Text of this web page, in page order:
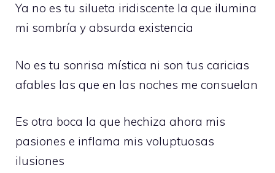
Ya no es tu silueta iridiscente la que ilumina
mi sombría y absurda existencia
No es tu sonrisa mística ni son tus caricias
afables las que en las noches me consuelan
Es otra boca la que hechiza ahora mis
pasiones e inflama mis voluptuosas
ilusiones